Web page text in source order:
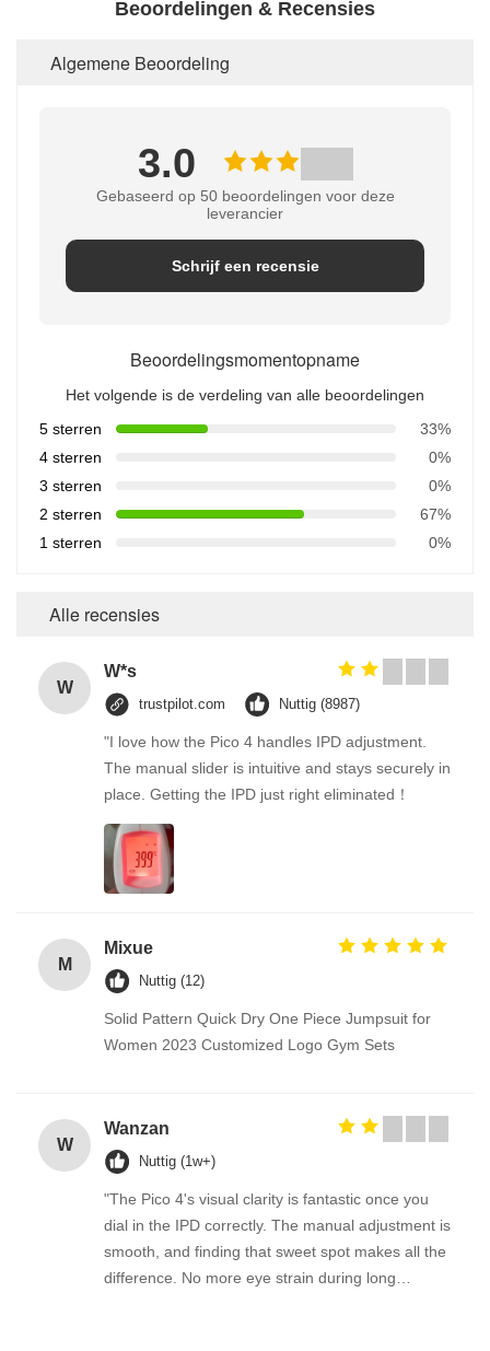
Beoordelingen & Recensies
Algemene Beoordeling
3.0
Gebaseerd op 50 beoordelingen voor deze
leverancier
Schrijf een recensie
Beoordelingsmomentopname
Het volgende is de verdeling van alle beoordelingen
5 sterren
33%
4 sterren
0%
3 sterren
0%
2 sterren
67%
1 sterren
0%
Alle recensies
W
W*s
trustpilot.com Nuttig (8987)
"I love how the Pico 4 handles IPD adjustment.
The manual slider is intuitive and stays securely in
place. Getting the IPD just right eliminated！
M
Mixue
Nuttig (12)
Solid Pattern Quick Dry One Piece Jumpsuit for
Women 2023 Customized Logo Gym Sets
W
Wanzan
Nuttig (1w+)
"The Pico 4's visual clarity is fantastic once you
dial in the IPD correctly. The manual adjustment is
smooth, and finding that sweet spot makes all the
difference. No more eye strain during long